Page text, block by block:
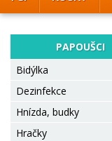
PAPOUŠCI
Bidýlka
Dezinfekce
Hnízda, budky
Hračky